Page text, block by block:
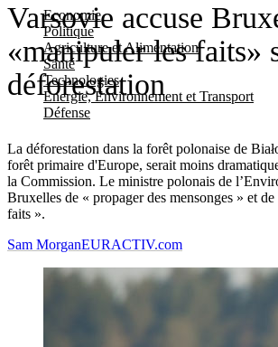
Economie
Politique
Agriculture et Alimentation
Santé
Technologies
Energie, Environnement et Transport
Défense
Varsovie accuse
«manipuler les faits»
déforestation
La déforestation dans la forêt polonaise de
forêt primaire d'Europe, serait moins
la Commission. Le ministre polonais de
Bruxelles de « propager des mensonges » et
faits ».
Sam MorganEURACTIV.com